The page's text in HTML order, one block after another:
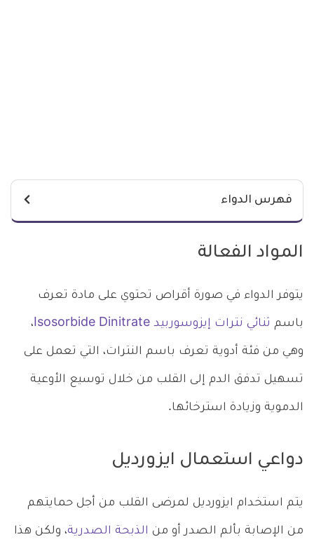
فهرس الدواء
المواد الفعالة
يتوفر الدواء في صورة أقراص تحتوي على مادة تعرف
باسم ثنائي نترات إيزوسوربيد Isosorbide Dinitrate ،
وهي من فئة أدوية تعرف باسم النترات، التي تعمل على
تسهيل تدفق الدم إلى القلب من خلال توسيع الأوعية
الدموية وزيادة استرخائها.
دواعي استعمال ايزورديل
يتم استخدام ايزورديل لمرضى القلب من أجل حمايتهم
من الإصابة بألم الصدر أو من الذبحة الصدرية، ولكن هذا